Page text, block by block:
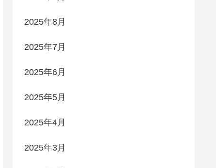
2025年8月
2025年7月
2025年6月
2025年5月
2025年4月
2025年3月